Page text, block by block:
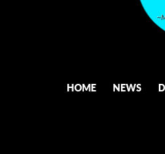
HOME NEWS